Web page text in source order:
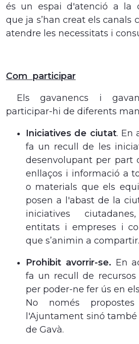
és un espai d'atenció a la
que ja s’han creat els canals
atendre les necessitats i
Com participar
Els gavanencs i
participar-hi de diferents
Iniciatives de ciutat. En
fa un recull de les
desenvolupant per part
enllaços i informació a
o materials que els
posen a l'abast de la
iniciatives ciutadanes,
entitats i empreses i
que s’animin a compartir.
Prohibit avorrir-se. En
fa un recull de
per poder-ne fer ús en
No només
l'Ajuntament sinó
de Gavà.